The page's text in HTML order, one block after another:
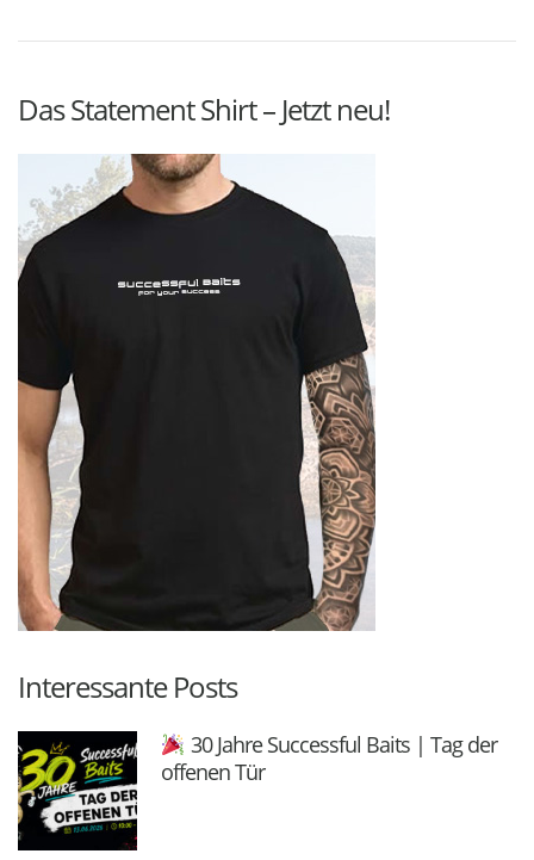
Das Statement Shirt – Jetzt neu!
Interessante Posts
30 Jahre Successful Baits | Tag der
offenen Tür